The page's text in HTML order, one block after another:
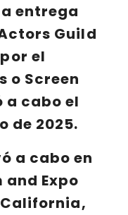
entrega
Guild
el
o Screen
a cabo el
de 2025.
a cabo en
Expo
California,